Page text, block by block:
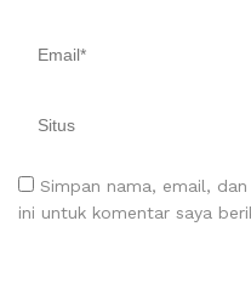
Simpan nama, email,
ini untuk komentar saya